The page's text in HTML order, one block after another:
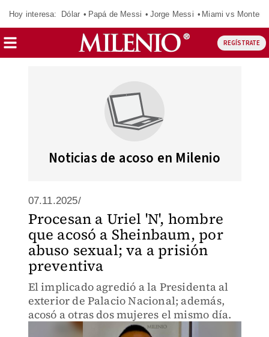
Hoy interesa: Dólar Papá de Messi Jorge Messi Miami vs
REGÍSTRATE
Noticias de acoso en Milenio
07.11.2025/
Procesan a Uriel 'N', hombre
que acosó a Sheinbaum, por
abuso sexual; va a prisión
preventiva
El implicado agredió a la Presidenta al
exterior de Palacio Nacional; además,
acosó a otras dos mujeres el mismo día.